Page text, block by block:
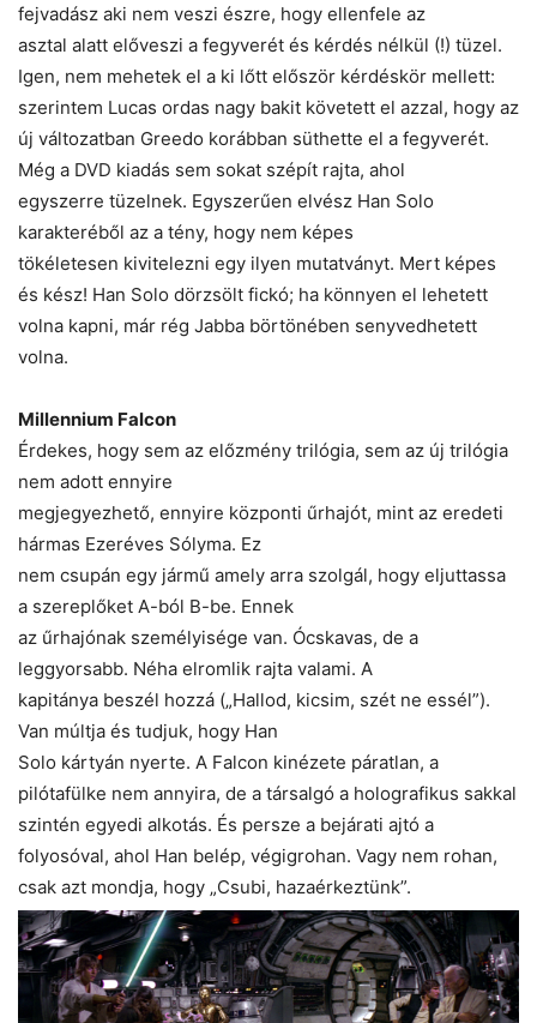
fejvadász aki nem veszi észre, hogy ellenfele az
asztal alatt előveszi a fegyverét és kérdés nélkül (!) tüzel.
Igen, nem mehetek el a ki lőtt először kérdéskör mellett:
szerintem Lucas ordas nagy bakit követett el azzal, hogy az
új változatban Greedo korábban süthette el a fegyverét.
Még a DVD kiadás sem sokat szépít rajta, ahol
egyszerre tüzelnek. Egyszerűen elvész Han Solo
karakteréből az a tény, hogy nem képes
tökéletesen kivitelezni egy ilyen mutatványt. Mert képes
és kész! Han Solo dörzsölt fickó; ha könnyen el lehetett
volna kapni, már rég Jabba börtönében senyvedhetett
volna.
Millennium Falcon
Érdekes, hogy sem az előzmény trilógia, sem az új trilógia
nem adott ennyire
megjegyezhető, ennyire központi űrhajót, mint az eredeti
hármas Ezeréves Sólyma. Ez
nem csupán egy jármű amely arra szolgál, hogy eljuttassa
a szereplőket A-ból B-be. Ennek
az űrhajónak személyisége van. Ócskavas, de a
leggyorsabb. Néha elromlik rajta valami. A
kapitánya beszél hozzá („Hallod, kicsim, szét ne essél”).
Van múltja és tudjuk, hogy Han
Solo kártyán nyerte. A Falcon kinézete páratlan, a
pilótafülke nem annyira, de a társalgó a holografikus sakkal
szintén egyedi alkotás. És persze a bejárati ajtó a
folyosóval, ahol Han belép, végigrohan. Vagy nem rohan,
csak azt mondja, hogy „Csubi, hazaérkeztünk”.